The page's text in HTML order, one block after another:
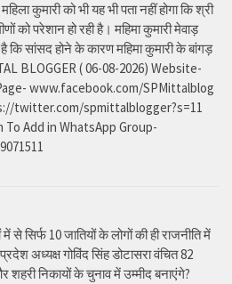
कुमारी को भी यह भी पता नहीं होगा कि श्री
को परेशान हो रही है। महिमा कुमारी मेवाड़
सांसद होने के कारण महिमा कुमारी के बांगड़
BLOGGER ( 06-08-2026) Website-
www.facebook.com/SPMittalblog
twitter.com/spmittalblogger?s=11
Add in WhatsApp Group-
से सिर्फ 10 जातियों के लोगों की ही राजनीति में
अध्यक्ष गोविंद सिंह डोटासरा वंचित 82
शहरी निकायों के चुनाव में उम्मीद बनाएंगे?